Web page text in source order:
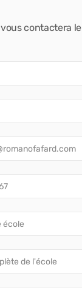
contactera